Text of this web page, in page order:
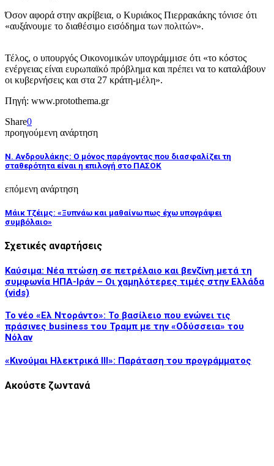
Όσον αφορά στην ακρίβεια, ο Κυριάκος Πιερρακάκης τόνισε ότι
«αυξάνουμε το διαθέσιμο εισόδημα των πολιτών».
Τέλος, ο υπουργός Οικονομικών υπογράμμισε ότι «το κόστος
ενέργειας είναι ευρωπαϊκό πρόβλημα και πρέπει να το καταλάβουν
οι κυβερνήσεις και στα 27 κράτη-μέλη».
Πηγή: www.protothema.gr
Share0
προηγούμενη ανάρτηση
Ν. Ανδρουλάκης: Ο μόνος παράγοντας που διασφαλίζει τη
σταθερότητα είναι η επιλογή στο ΠΑΣΟΚ
επόμενη ανάρτηση
Μάικ Τζέιμς: «Ξυπνάω και μαθαίνω πως έχω υπογράψει
συμβόλαιο»
Σχετικές αναρτήσεις
Καύσιμα: Νέα πτώση σε πετρέλαιο και βενζίνη μετά τη
συμφωνία ΗΠΑ-Ιράν – Οι χαμηλότερες τιμές στην Ελλάδα
(vids)
Το νέο «Ελ Ντοράντο»: Το βασίλειο που ενώνει τις
πράσινες business του Τραμπ με την «Οδύσσεια» του
Νόλαν
«Κινούμαι Ηλεκτρικά ΙΙΙ»: Παράταση του προγράμματος
Ακούστε ζωντανά